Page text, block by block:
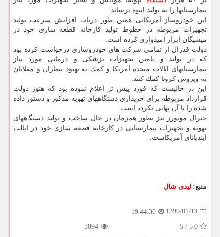
بیمارستانها را به تولید انبوه برساند.
این خودروساز آمریكایی همین طور درباب افزایش سرعت تولید
تجهیزات مربوطه در خطوط تولید كارخانه قطعه سازی خود در
میشیگان ابراز امیدواری كرده است.
دولت فدرال از تمامی شركت های خودروسازی درخواست كرده بود
كه در تولید و تامین تجهیزات پزشكی و درمانی مورد نیاز
بیمارستانهای ایالات متحده آمریكا و كمك به بهبود بیماران و مبتلایان
به ویروس كرونا كمك كنند.
این در حالیست كه فورد پیش تر اعلام نموده بود كه هنوز دولت
قرارداد مربوطه برای خریداری دستگاههای تهویه مذكور و دستور داده
شده را با آن نهایی نكرده است.
جنرال موتورز نیز بطور همزمان در حال ساخت و تولید دستگاههای
تهویه و تجهیزات بیمارستانی در كارخانه قطعه سازی خود در ایالت
ایندیانای آمریكاست.
منبع: لیدی شال
1399/01/13
19:44:30
5.0
/
5
3894